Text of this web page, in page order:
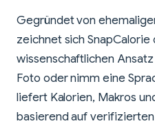
Gegründet von
zeichnet sich SnapCalorie
wissenschaftlichen
Foto oder nimm eine
liefert Kalorien, Makros
basierend auf